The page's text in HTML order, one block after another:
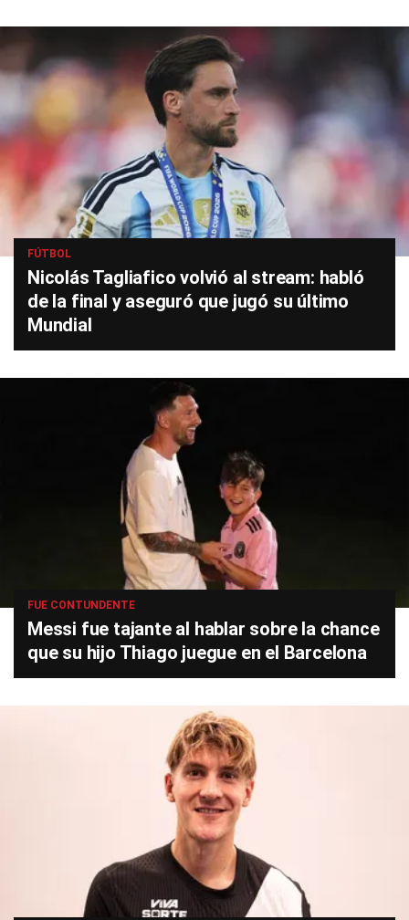
FÚTBOL
Nicolás Tagliafico volvió al stream: habló
de la final y aseguró que jugó su último
Mundial
FUE CONTUNDENTE
Messi fue tajante al hablar sobre la chance
que su hijo Thiago juegue en el Barcelona